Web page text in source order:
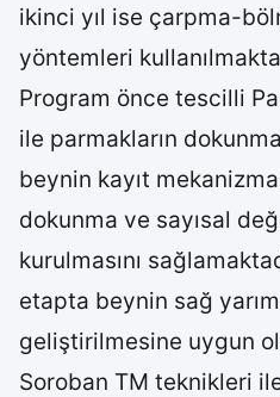
ikinci yıl ise çarpma-
yöntemleri
Program önce tescilli
ile parmakların
beynin kayıt
dokunma ve sayısal
kurulmasını
etapta beynin sağ
geliştirilmesine uygun
Soroban TM teknikleri